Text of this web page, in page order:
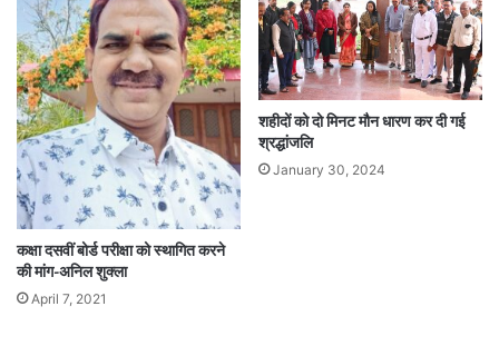
कक्षा दसवीं बोर्ड परीक्षा को स्थागित करने
की मांग-अनिल शुक्ला
April 7, 2021
शहीदों को दो मिनट मौन धारण कर दी गई
श्रद्धांजलि
January 30, 2024